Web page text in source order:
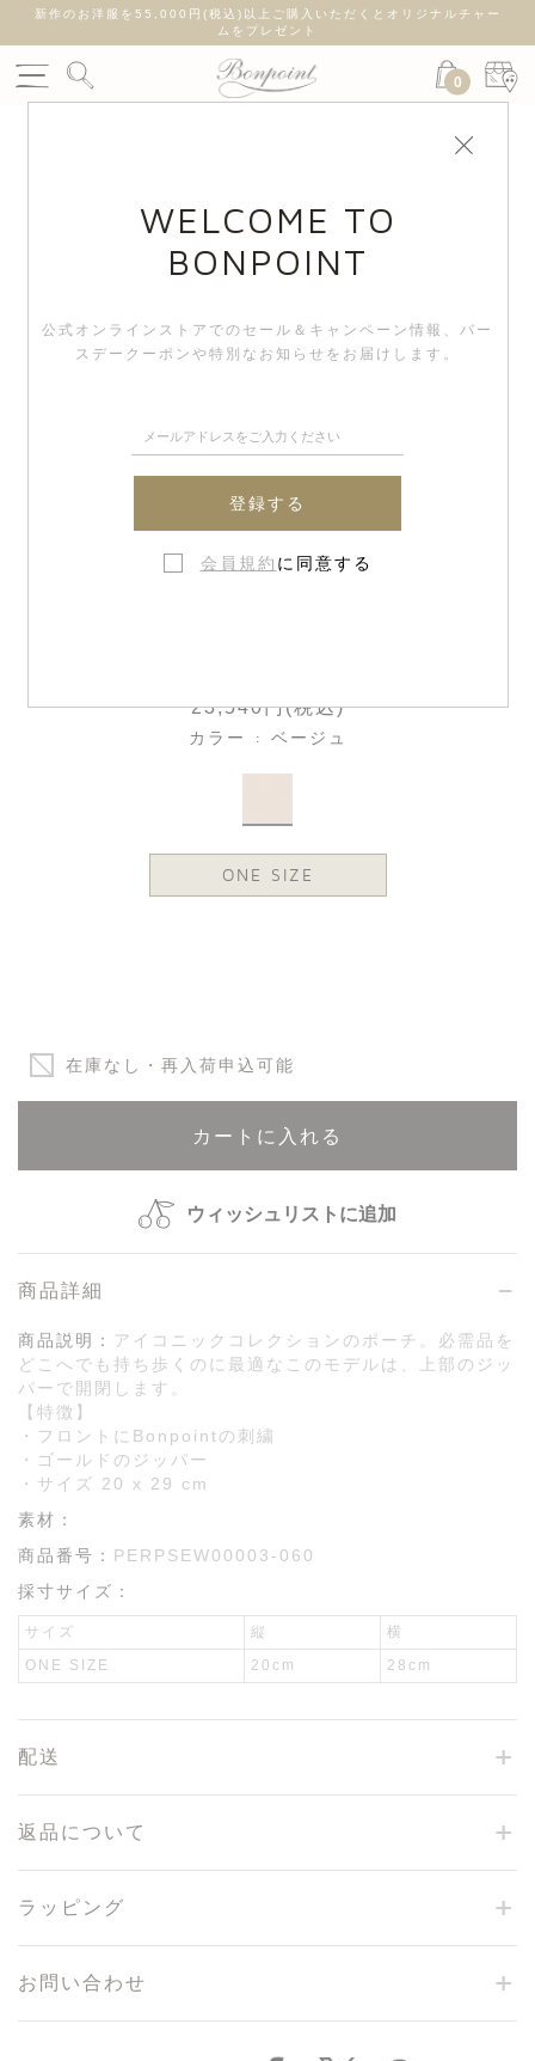
新作のお洋服を55,000円(税込)以上ご購入いただくとオリジナルチャー
ムをプレゼント
0
23,540円(税込)
カラー : ベージュ
ONE SIZE
在庫なし・再入荷申込可能
カートに入れる
ウィッシュリストに追加
商品詳細
商品説明：
アイコニックコレクションのポーチ。必需品を
どこへでも持ち歩くのに最適なこのモデルは、上部のジッ
パーで開閉します。
【特徴】
・フロントにBonpointの刺繍
・ゴールドのジッパー
・サイズ 20 x 29 cm
素材：
商品番号： PERPSEW00003-060
採寸サイズ：
サイズ 縦
横
ONE SIZE
20cm 28cm
配送
返品について
ラッピング
お問い合わせ
WELCOME TO
BONPOINT
公式オンラインストアでのセール＆キャンペーン情報、 バー
スデークーポンや特別なお知らせをお届けします。
登録する
会員規約 に同意する